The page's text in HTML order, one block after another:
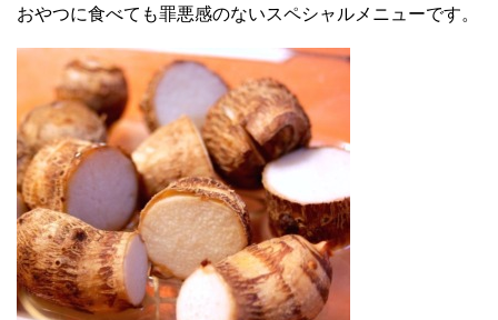
おやつに食べても罪悪感のないスペシャルメニューです。